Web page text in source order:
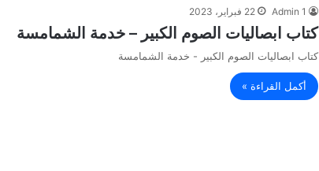
Admin 1 22 فبراير، 2023
كتاب ابصاليات الصوم الكبير – خدمة الشمامسة
كتاب ابصاليات الصوم الكبير - خدمة الشمامسة
أكمل القراءة »